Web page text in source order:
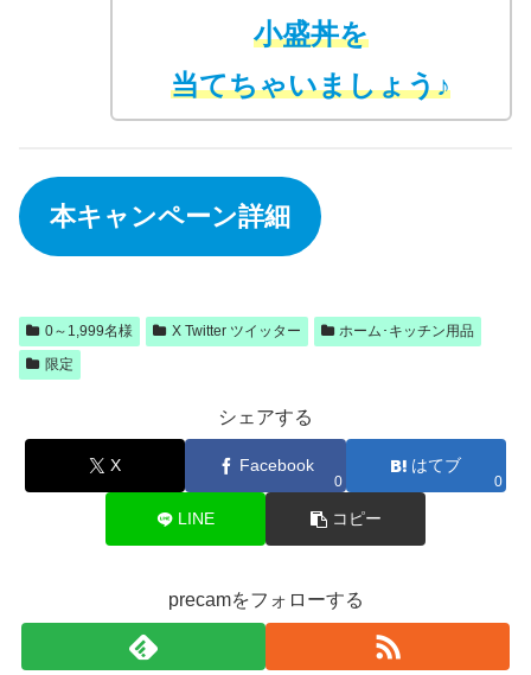
小盛丼を
当てちゃいましょう♪
本キャンペーン詳細
0～1,999名様 X Twitter ツイッター
ホーム･キッチン用品
限定
シェアする
X Facebook
0
はてブ
0
LINE コピー
precamをフォローする